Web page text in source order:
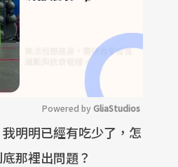
M
Powered by GliaStudios
明明已經有吃少了，怎
那裡出問題？